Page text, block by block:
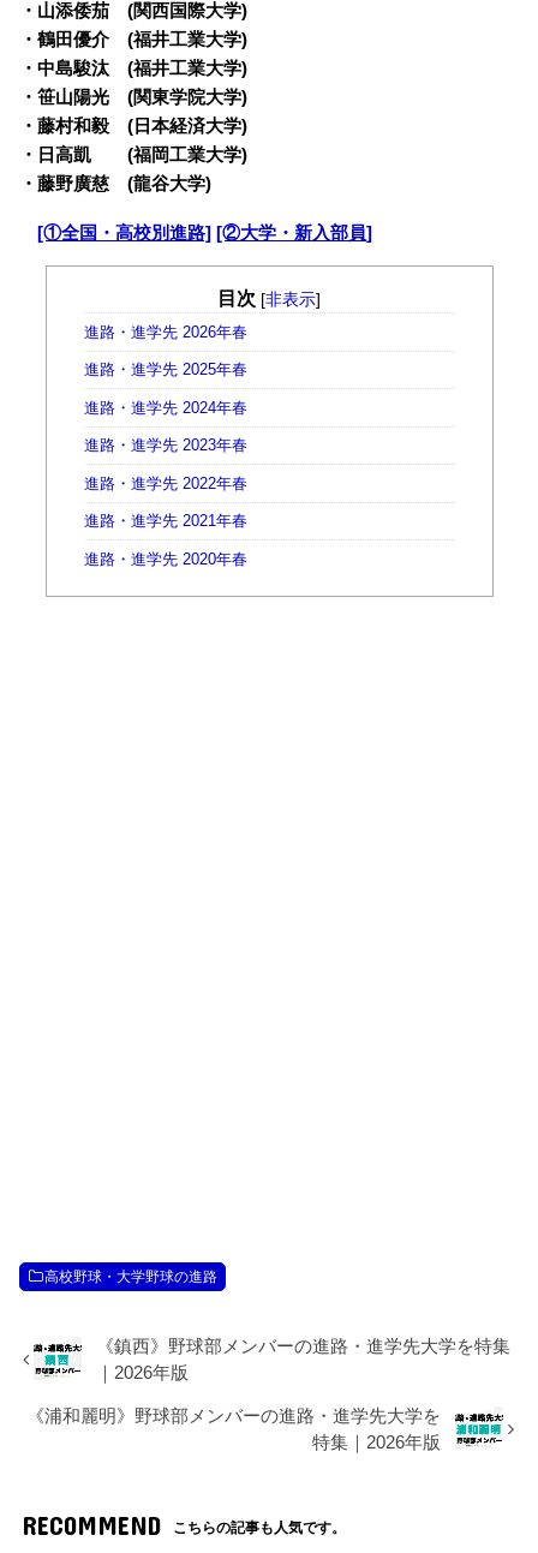
・山添倭茄 (関西国際大学)
・鶴田優介 (福井工業大学)
・中島駿汰 (福井工業大学)
・笹山陽光 (関東学院大学)
・藤村和毅 (日本経済大学)
・日高凱 (福岡工業大学)
・藤野廣慈 (龍谷大学)
[①全国・高校別進路] [②大学・新入部員]
目次 [非表示]
進路・進学先 2026年春
進路・進学先 2025年春
進路・進学先 2024年春
進路・進学先 2023年春
進路・進学先 2022年春
進路・進学先 2021年春
進路・進学先 2020年春
高校野球・大学野球の進路
《鎮西》野球部メンバーの進路・進学先大学を特集
｜2026年版
《浦和麗明》野球部メンバーの進路・進学先大学を
特集｜2026年版
RECOMMEND こちらの記事も人気です。